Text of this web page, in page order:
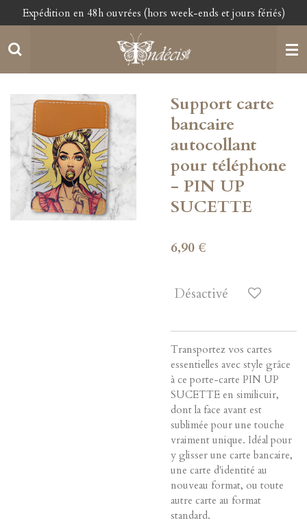
Passer
au
contenu
principal
Expédition en 48h ouvrées (hors week-ends et jours fériés)
Support carte
bancaire
autocollant
pour téléphone
- PIN UP
SUCETTE
6,90 €
Désactivé
Transportez vos cartes
essentielles avec style grâce
à ce porte-carte PIN UP
SUCETTE en similicuir,
dont la face avant est
sublimée pour une touche
vraiment unique. Idéal pour
y glisser une carte bancaire,
une carte d'identité au
nouveau format, ou toute
autre carte au format
standard.